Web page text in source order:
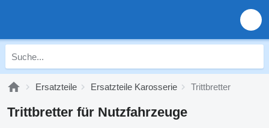
Ersatzteile Ersatzteile Karosserie Trittbretter
Trittbretter für Nutzfahrzeuge